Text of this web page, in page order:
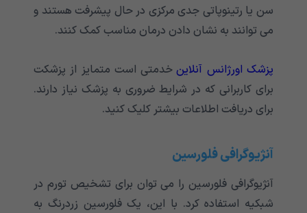
سن یا رتینوپاتی جدی مرکزی در حال پیشرفت هستند و
می توانند به نشان دادن درمان مناسب کمک کنند.
پزشک اورژانس آنلاین خدمتی است متمایز از پزشکت
برای کاربرانی که در شرایط ضروری به پزشک نیاز دارند.
برای دریافت اطلاعات بیشتر کلیک کنید.
آنژیوگرافی فلورسین
آنژیوگرافی فلورسین را می توان برای تشخیص تورم در
شبکیه استفاده کرد. با این، یک فلورسین زردرنگ به